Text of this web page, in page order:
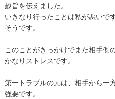
趣旨を伝えました。
いきなり行ったことは私が悪いで
そうです。
このことがきっかけでまた相手側
かなりストレスです。
第一トラブルの元は、相手から一
強要です。